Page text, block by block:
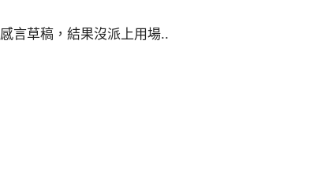
言草稿，結果沒派上用場..